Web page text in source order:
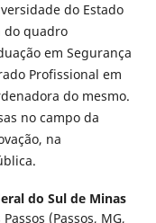
do Estado
do quadro
em Segurança
Profissional em
do mesmo.
no campo da
na
do Sul de Minas
(Passos, MG,